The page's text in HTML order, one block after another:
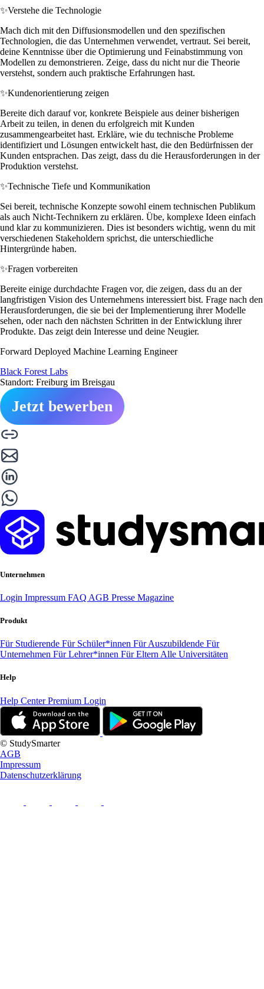
✨Verstehe die Technologie
Mach dich mit den Diffusionsmodellen und den spezifischen
Technologien, die das Unternehmen verwendet, vertraut. Sei bereit,
deine Kenntnisse über die Optimierung und Feinabstimmung von
Modellen zu demonstrieren. Zeige, dass du nicht nur die Theorie
verstehst, sondern auch praktische Erfahrungen hast.
✨Kundenorientierung zeigen
Bereite dich darauf vor, konkrete Beispiele aus deiner bisherigen
Arbeit zu teilen, in denen du erfolgreich mit Kunden
zusammengearbeitet hast. Erkläre, wie du technische Probleme
identifiziert und Lösungen entwickelt hast, die den Bedürfnissen der
Kunden entsprachen. Das zeigt, dass du die Herausforderungen in der
Produktion verstehst.
✨Technische Tiefe und Kommunikation
Sei bereit, technische Konzepte sowohl einem technischen Publikum
als auch Nicht-Technikern zu erklären. Übe, komplexe Ideen einfach
und klar zu kommunizieren. Dies ist besonders wichtig, wenn du mit
verschiedenen Stakeholdern sprichst, die unterschiedliche
Hintergründe haben.
✨Fragen vorbereiten
Bereite einige durchdachte Fragen vor, die zeigen, dass du an der
langfristigen Vision des Unternehmens interessiert bist. Frage nach den
Herausforderungen, die sie bei der Implementierung ihrer Modelle
sehen, oder nach den nächsten Schritten in der Entwicklung ihrer
Produkte. Das zeigt dein Interesse und deine Neugier.
Forward Deployed Machine Learning Engineer
Black Forest Labs
Standort: Freiburg im Breisgau
Jetzt bewerben
Unternehmen
Login Impressum FAQ AGB Presse Magazine
Produkt
Für Studierende Für Schüler*innen Für Auszubildende Für
Unternehmen Für Lehrer*innen Für Eltern Alle Universitäten
Help
Help CenterPremium Login
© StudySmarter
AGB
Impressum
Datenschutzerklärung